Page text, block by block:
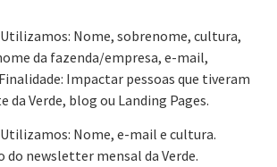
Utilizamos: Nome, sobrenome, cultura,
da fazenda/empresa, e-mail,
Impactar pessoas que tiveram
Verde, blog ou Landing Pages.
Utilizamos: Nome, e-mail e cultura.
do newsletter mensal da Verde.